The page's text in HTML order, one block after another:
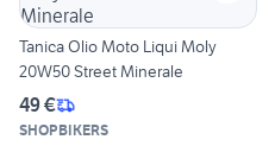
Tanica Olio Moto Liqui Moly
20W50 Street Minerale
49 €
SHOPBIKERS